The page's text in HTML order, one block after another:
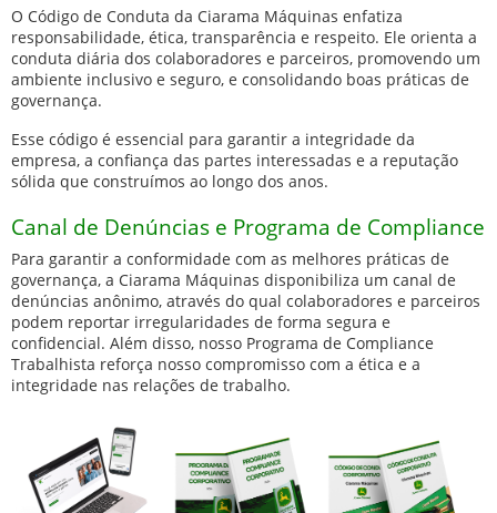
O Código de Conduta da Ciarama Máquinas enfatiza
responsabilidade, ética, transparência e respeito. Ele orienta a
conduta diária dos colaboradores e parceiros, promovendo um
ambiente inclusivo e seguro, e consolidando boas práticas de
governança.
Esse código é essencial para garantir a integridade da
empresa, a confiança das partes interessadas e a reputação
sólida que construímos ao longo dos anos.
Canal de Denúncias e Programa de Compliance
Para garantir a conformidade com as melhores práticas de
governança, a Ciarama Máquinas disponibiliza um canal de
denúncias anônimo, através do qual colaboradores e parceiros
podem reportar irregularidades de forma segura e
confidencial. Além disso, nosso Programa de Compliance
Trabalhista reforça nosso compromisso com a ética e a
integridade nas relações de trabalho.